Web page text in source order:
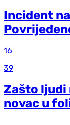
Incident
16
39
Zašto ljudi
novac u